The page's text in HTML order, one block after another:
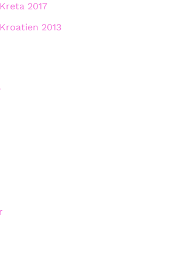
2017
2013